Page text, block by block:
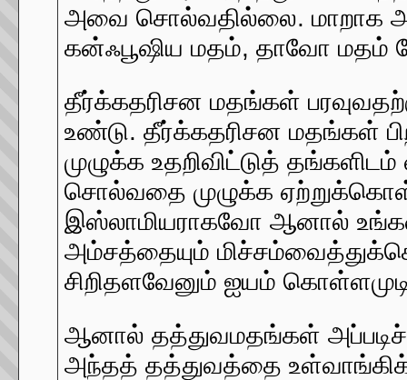
அவை சொல்வதில்லை. மாறாக
கன்ஃபூஷிய மதம், தாவோ
தீர்க்கதரிசன மதங்கள்
உண்டு. தீர்க்கதரிசன மதங்கள்
முழுக்க உதறிவிட்டுத்
சொல்வதை முழுக்க
இஸ்லாமியராகவோ ஆனால்
அம்சத்தையும்
சிறிதளவேனும் ஐயம்
ஆனால் தத்துவமதங்கள்
அந்தத் தத்துவத்தை